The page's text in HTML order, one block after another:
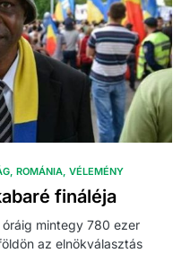
ROMÁNIA VÉLEMÉNY
fináléja
óráig mintegy 780 ezer
az elnökválasztás